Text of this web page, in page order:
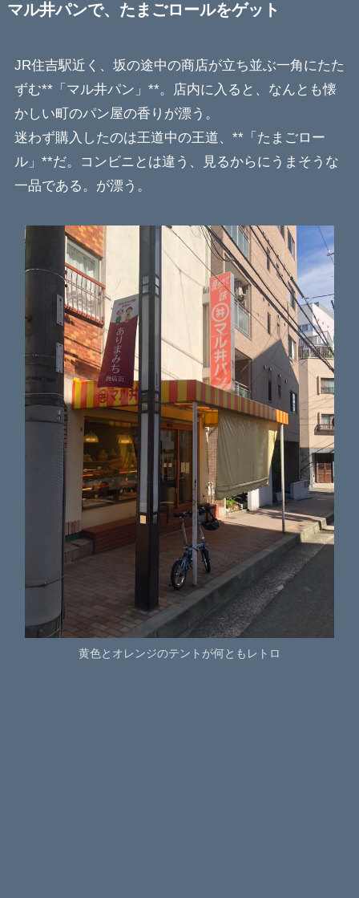
マル井パンで、たまごロールをゲット
JR住吉駅近く、坂の途中の商店が立ち並ぶ一角にたた
ずむ**「マル井パン」**。店内に入ると、なんとも懐
かしい町のパン屋の香りが漂う。
迷わず購入したのは王道中の王道、**「たまごロー
ル」**だ。コンビニとは違う、見るからにうまそうな
一品である。が漂う。
黄色とオレンジのテントが何ともレトロ